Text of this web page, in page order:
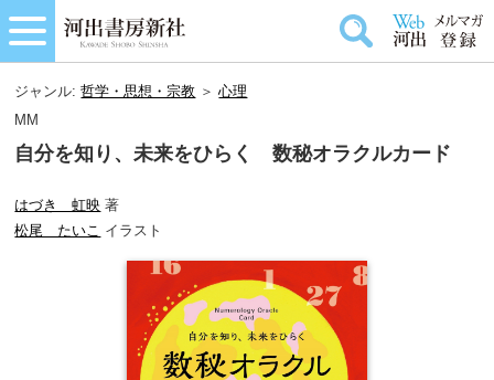
ジャンル:哲学・思想・宗教 ＞心理
MM
自分を知り、未来をひらく 数秘オラクルカード
はづき 虹映 著
松尾 たいこ イラスト